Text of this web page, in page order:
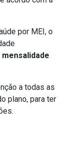
por MEI, o
mensalidade
a todas as
plano, para ter